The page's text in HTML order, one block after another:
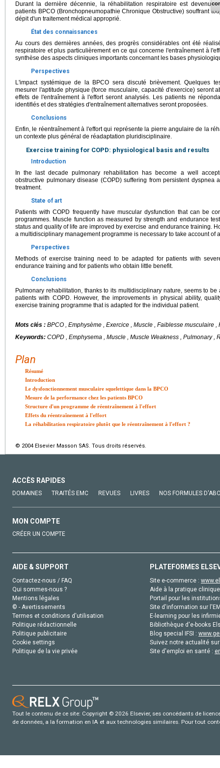
Durant la dernière décennie, la réhabilitation respiratoire est devenue
patients BPCO (Bronchopneumopathie Chronique Obstructive) souffrant
dépit d'un traitement médical approprié.
État des connaissances
Au cours des dernières années, des progrès considérables ont été
respiratoire et plus particulièrement en ce qui concerne l'entraînement à
synthèse des aspects cliniques importants concernant les bases
Perspectives
L'impact systémique de la BPCO sera discuté brièvement. Quelques
mesurer l'aptitude physique (force musculaire, capacité d'exercice) seront
effets de l'entraînement à l'effort seront analysés. Les patients ne
identifiés et des stratégies d'entraînement alternatives seront proposées.
Conclusions
Enfin, le réentraînement à l'effort qui représente la pierre angulaire de la
un contexte plus général de réadaptation pluridisciplinaire.
Exercise training for COPD: physiological basis and results
Introduction
In the last decade pulmonary rehabilitation has become a well
obstructive pulmonary disease (COPD) suffering from persistent dyspnea
treatment.
State of art
Patients with COPD frequently have muscular dysfunction that can be
programmes. Muscle function as measured by strength and endurance
status and quality of life are improved by exercise and endurance training.
a multidisciplinary management programme is necessary to take account of
Perspectives
Methods of exercise training need to be adapted for patients with
endurance training and for patients who obtain little benefit.
Conclusions
Pulmonary rehabilitation, thanks to its multidisciplinary nature, seems to
patients with COPD. However, the improvements in physical ability,
exercise training programme that is adapted for the individual patient.
Mots clés : BPCO , Emphysème , Exercice , Muscle , Faiblesse musculaire
Keywords: COPD , Emphysema , Muscle , Muscle Weakness , Pulmonary ,
Plan
Résumé
Introduction
Le dysfonctionnement musculaire squelettique dans la BPCO
Mesure de la performance chez les patients BPCO
Structure d'un programme de réentraînement à l'effort
Effets du réentraînement à l'effort
La réhabilitation respiratoire plutôt que le réentraînement à l'effort ?
© 2004 Elsevier Masson SAS. Tous droits réservés.
ACCÈS RAPIDES
DOMAINES TRAITÉS EMC REVUES LIVRES NOS FORMULES
MON COMPTE
CRÉER UN COMPTE
AIDE & SUPPORT
Contactez-nous / FAQ
Qui sommes-nous ?
Mentions légales
© - Avertissements
Termes et conditions d'utilisation
Politique rédactionnelle
Politique publicitaire
Cookie settings
Politique de la vie privée
PLATEFORMES
Site e-commerce :
Aide à la pratique
Portail pour les
Site d'information sur
E-learning pour les
Bibliothèque d'e-books
Blog special IFSI :
Suivez notre actualité
Site d'emploi en santé :
Tout le contenu de ce site: Copyright © 2026 Elsevier, ses concédants de
de données, a la formation en IA et aux technologies similaires. Pour tout